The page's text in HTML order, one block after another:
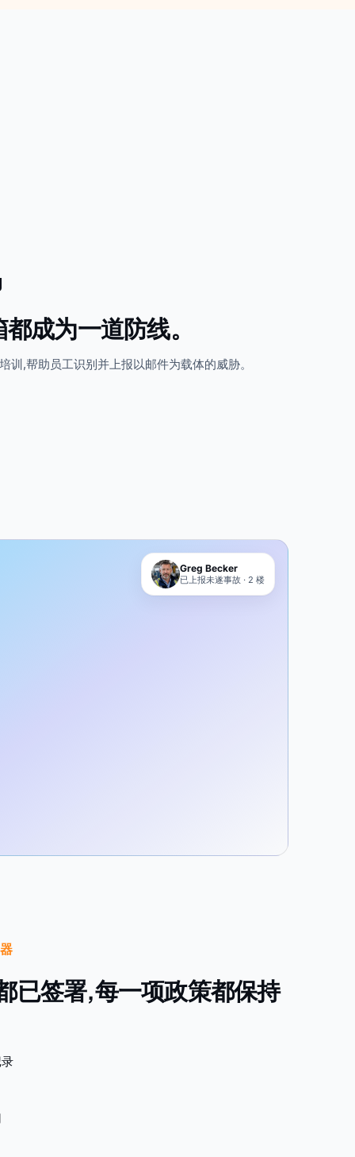
成为一道防线。
训,帮助员工识别并上报以邮件为载体的威胁。
Greg Becker
已上报未遂事故 · 2 楼
已签署,每一项政策都保持